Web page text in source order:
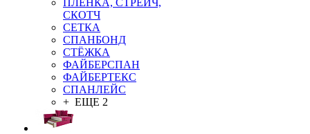
ПЛЁНКА, СТРЕЙЧ,
СКОТЧ
СЕТКА
СПАНБОНД
СТЁЖКА
ФАЙБЕРСПАН
ФАЙБЕРТЕКС
СПАНЛЕЙС
+ ЕЩЕ 2